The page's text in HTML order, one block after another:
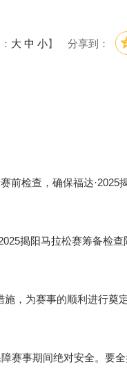
大 中 小】 分享到：
前检查，确保福达·2025
揭阳马拉松赛筹备检查
，为赛事的顺利进行奠
赛事期间绝对安全。要